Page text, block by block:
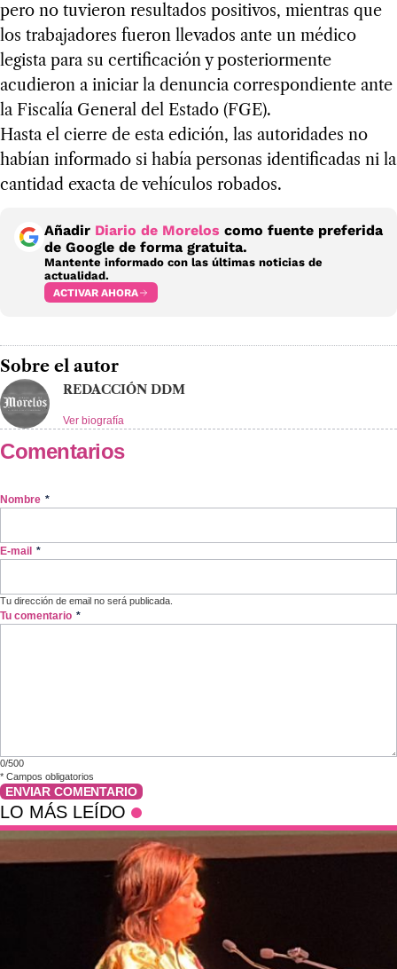
pero no tuvieron resultados positivos, mientras que
los trabajadores fueron llevados ante un médico
legista para su certificación y posteriormente
acudieron a iniciar la denuncia correspondiente ante
la Fiscalía General del Estado (FGE).
Hasta el cierre de esta edición, las autoridades no
habían informado si había personas identificadas ni la
cantidad exacta de vehículos robados.
Añadir Diario de Morelos como fuente preferida
de Google de forma gratuita.
Mantente informado con las últimas noticias de
actualidad.
ACTIVAR AHORA
Sobre el autor
REDACCIÓN DDM
Ver biografía
Comentarios
Nombre *
E-mail *
Tu dirección de email no será publicada.
Tu comentario *
0/500
* Campos obligatorios
ENVIAR COMENTARIO
LO MÁS LEÍDO